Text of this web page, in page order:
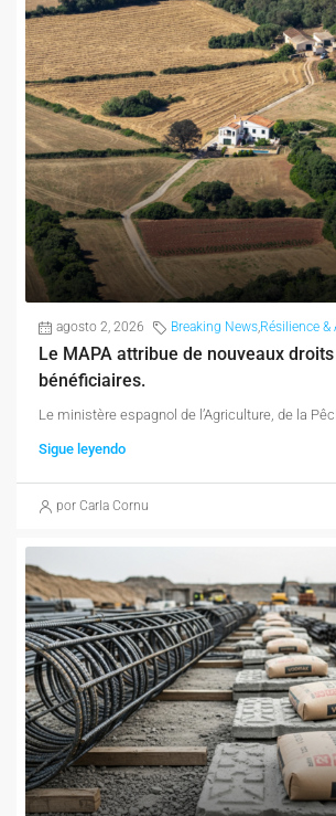
agosto 2, 2026 Breaking News,Résilience &
Le MAPA attribue de nouveaux droits
bénéficiaires.
Le ministère espagnol de l’Agriculture, de la
Sigue leyendo
por Carla Cornu